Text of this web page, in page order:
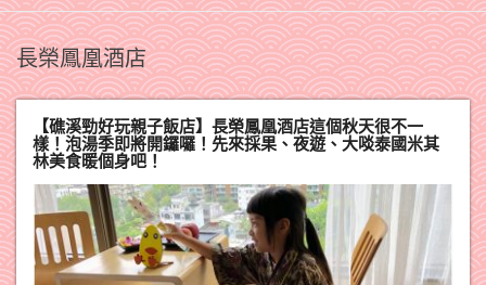
長榮鳳凰酒店
【礁溪勁好玩親子飯店】長榮鳳凰酒店這個秋天很不一
樣！泡湯季即將開鑼囉！先來採果、夜遊、大啖泰國米其
林美食暖個身吧！